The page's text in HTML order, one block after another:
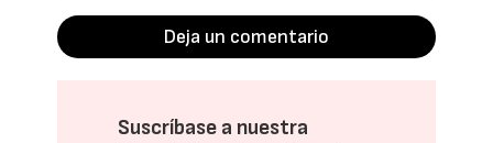
Deja un comentario
Suscríbase a nuestra